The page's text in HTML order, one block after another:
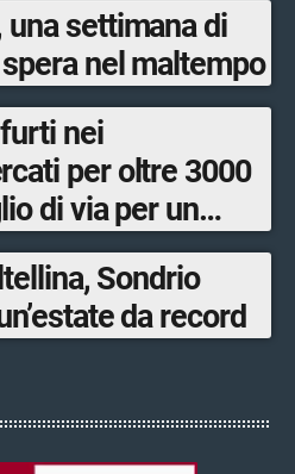
una settimana di
nel maltempo
nei
per oltre 3000
di via per un
Sondrio
da record